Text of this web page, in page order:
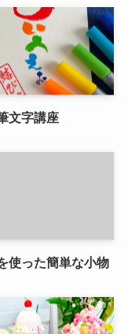
文字講座
使った簡単な小物